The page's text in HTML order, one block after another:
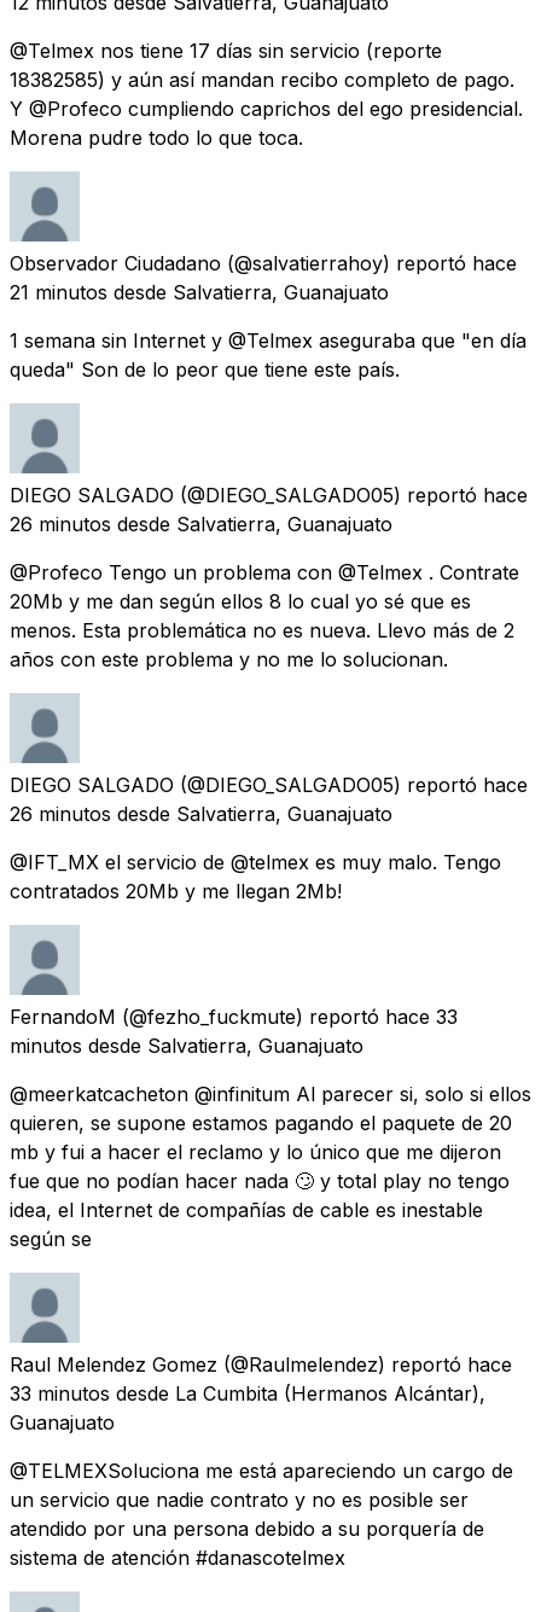
@Telmex nos tiene 17 días sin servicio (reporte
18382585) y aún así mandan recibo completo de pago.
Y @Profeco cumpliendo caprichos del ego presidencial.
Morena pudre todo lo que toca.
Observador Ciudadano (@salvatierrahoy) reportó hace
21 minutos desde Salvatierra, Guanajuato
1 semana sin Internet y @Telmex aseguraba que "en día
queda" Son de lo peor que tiene este país.
DIEGO SALGADO (@DIEGO_SALGADO05) reportó hace
26 minutos desde Salvatierra, Guanajuato
@Profeco Tengo un problema con @Telmex . Contrate
20Mb y me dan según ellos 8 lo cual yo sé que es
menos. Esta problemática no es nueva. Llevo más de 2
años con este problema y no me lo solucionan.
DIEGO SALGADO (@DIEGO_SALGADO05) reportó hace
26 minutos desde Salvatierra, Guanajuato
@IFT_MX el servicio de @telmex es muy malo. Tengo
contratados 20Mb y me llegan 2Mb!
FernandoM (@fezho_fuckmute) reportó hace 33
minutos desde Salvatierra, Guanajuato
@meerkatcacheton @infinitum Al parecer si, solo si ellos
quieren, se supone estamos pagando el paquete de 20
mb y fui a hacer el reclamo y lo único que me dijeron
fue que no podían hacer nada 🙄 y total play no tengo
idea, el Internet de compañías de cable es inestable
según se
Raul Melendez Gomez (@Raulmelendez) reportó hace
33 minutos desde La Cumbita (Hermanos Alcántar),
Guanajuato
@TELMEXSoluciona me está apareciendo un cargo de
un servicio que nadie contrato y no es posible ser
atendido por una persona debido a su porquería de
sistema de atención #danascotelmex